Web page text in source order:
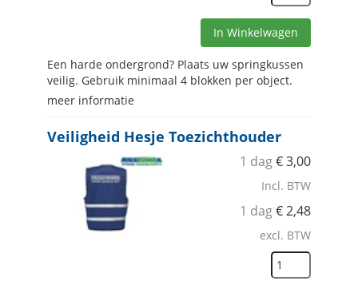
In Winkelwagen
Een harde ondergrond? Plaats uw springkussen
veilig. Gebruik minimaal 4 blokken per object.
meer informatie
Veiligheid Hesje Toezichthouder
1 dag€3,00
Incl. BTW
1 dag€2,48
excl. BTW